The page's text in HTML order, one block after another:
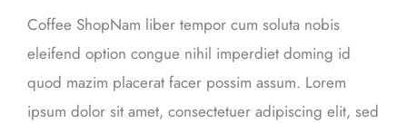
Coffee ShopNam liber tempor cum soluta nobis
eleifend option congue nihil imperdiet doming id
quod mazim placerat facer possim assum. Lorem
ipsum dolor sit amet, consectetuer adipiscing elit, sed